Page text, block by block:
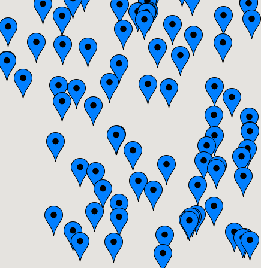
Bretagne
Centre
Champagne-Ardenne
Franche-Comté
Haute-Normandie
Ile-de-France
Languedoc-Roussillon
Limousin
Lorraine
Midi-Pyrénées
Nord-Pas-de-Calais
Pays-de-la-Loire
Picardie
Poitou-Charentes
Provence-Alpes-Côte-